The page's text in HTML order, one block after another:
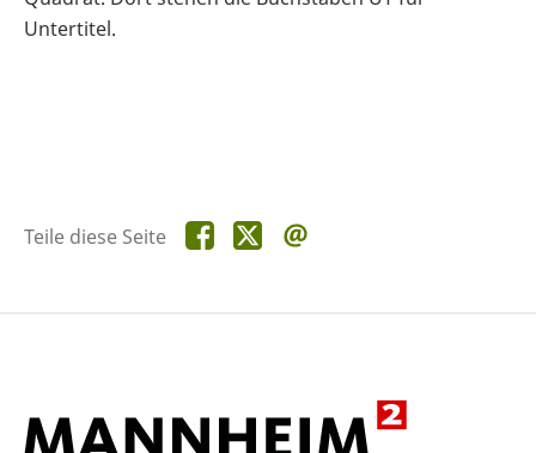
Untertitel.
Teile diese Seite Teile
diese
Teile
diese